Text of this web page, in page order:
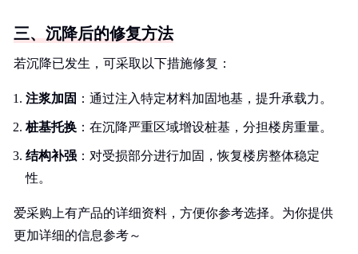
三、沉降后的修复方法
若沉降已发生，可采取以下措施修复：
注浆加固 ：通过注入特定材料加固地基，提升承载力。
桩基托换 ：在沉降严重区域增设桩基，分担楼房重量。
结构补强 ：对受损部分进行加固，恢复楼房整体稳定
性。
爱采购上有产品的详细资料，方便你参考选择。为你提供
更加详细的信息参考～